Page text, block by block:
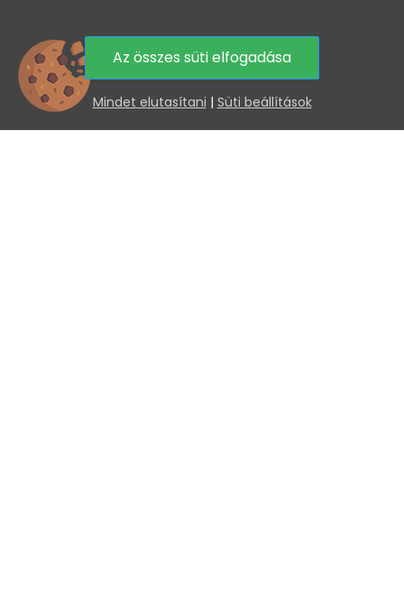
KEDVEZMÉNYEK ÉS ÚJDONSÁGOK ÖNNEK, E-MAILBEN
Az elküldéssel hozzájárul személyes adatai
feldolgozásához.
0
Az összes süti elfogadása
Mindet elutasítani | Süti beállítások